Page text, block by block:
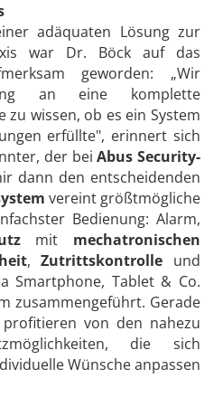
adäquaten Lösung zur
war Dr. Böck auf das
geworden: „Wir
an eine komplette
zu wissen, ob es ein System
erfüllte", erinnert sich
der beiAbus Security-
dann den entscheidenden
vereint größtmögliche
Bedienung: Alarm,
mit mechatronischen
,Zutrittskontrolle und
Smartphone, Tablet & Co.
zusammengeführt. Gerade
profitieren von den nahezu
die sich
Wünsche anpassen